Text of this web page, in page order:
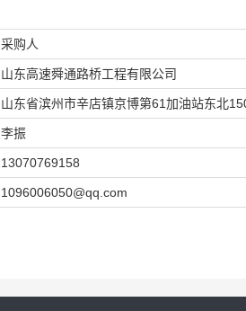
采购人
山东高速舜通路桥工程有限公司
山东省滨州市辛店镇京博第61加油站东北
李振
13070769158
1096006050@qq.com